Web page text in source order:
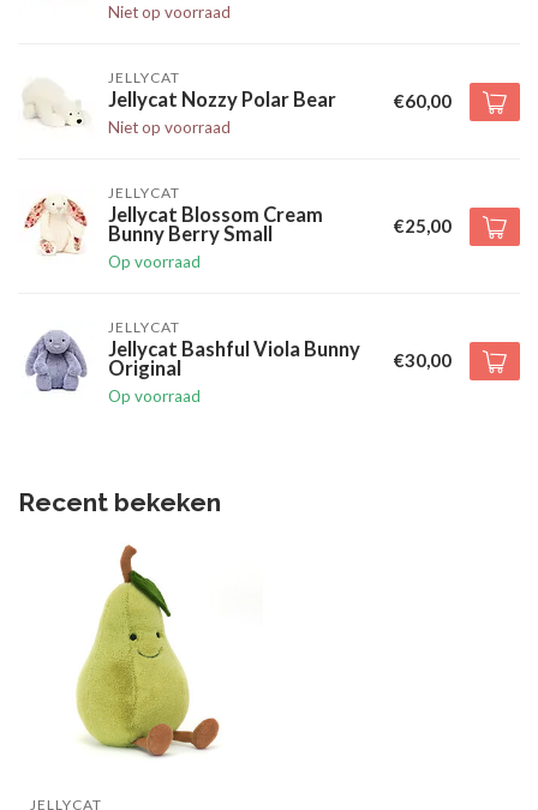
Niet op voorraad
JELLYCAT
Jellycat Nozzy Polar Bear
Niet op voorraad
€60,00
JELLYCAT
Jellycat Blossom Cream
Bunny Berry Small
Op voorraad
€25,00
JELLYCAT
Jellycat Bashful Viola Bunny
Original
Op voorraad
€30,00
Recent bekeken
JELLYCAT